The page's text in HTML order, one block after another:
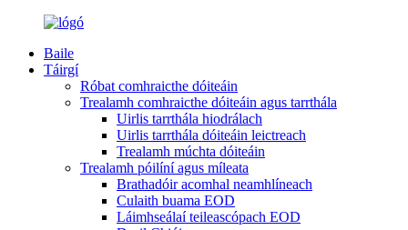
Baile
Táirgí
Róbat comhraicthe dóiteáin
Trealamh comhraicthe dóiteáin agus tarrthála
Uirlis tarrthála hiodrálach
Uirlis tarrthála dóiteáin leictreach
Trealamh múchta dóiteáin
Trealamh póilíní agus míleata
Brathadóir acomhal neamhlíneach
Culaith buama EOD
Láimhseálaí teileascópach EOD